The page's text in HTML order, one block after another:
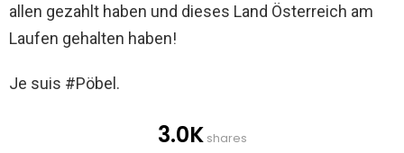
allen gezahlt haben und dieses Land Österreich am
Laufen gehalten haben!
Je suis #Pöbel.
3.0Kshares